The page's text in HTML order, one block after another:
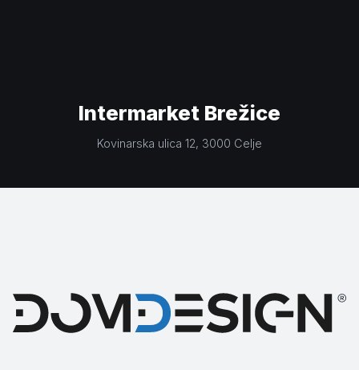
Intermarket Brežice
Kovinarska ulica 12, 3000 Celje